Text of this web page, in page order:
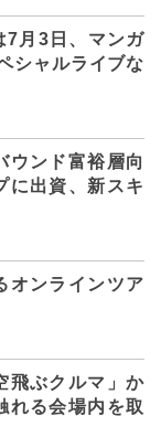
7月3日、マンガ
シャルライブな
ウンド富裕層向
に出資、新スキ
オンラインツア
飛ぶクルマ」か
れる会場内を取